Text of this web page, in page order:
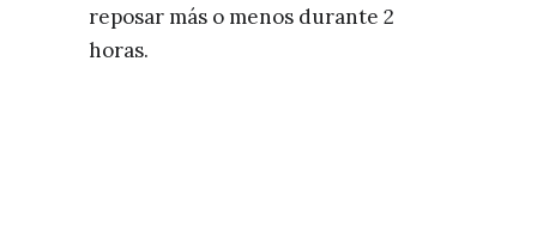
reposar más o menos durante 2
horas.